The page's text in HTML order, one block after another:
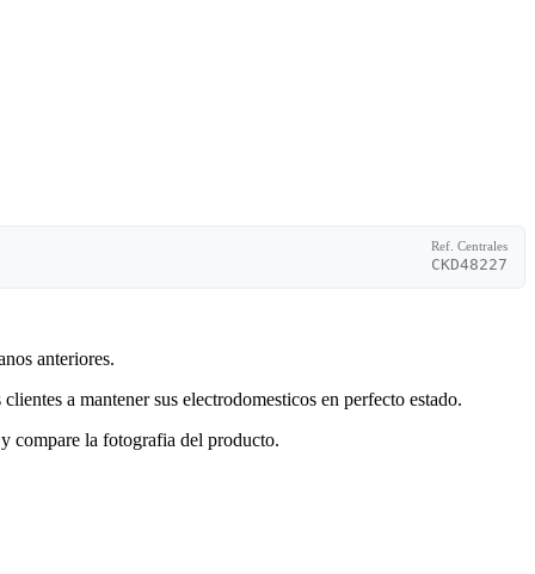
Ref. Centrales
CKD48227
anteriores.
a mantener sus electrodomesticos en perfecto estado.
compare la fotografia del producto.